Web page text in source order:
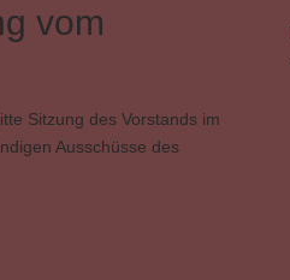
vom
Sitzung des Vorstands im
Ausschüsse des